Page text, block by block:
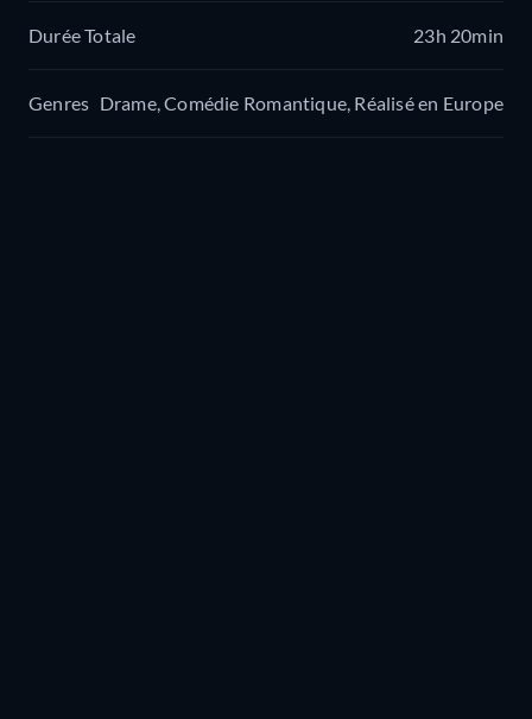
Durée Totale 23h 20min
Genres Drame, Comédie Romantique, Réalisé en Europe